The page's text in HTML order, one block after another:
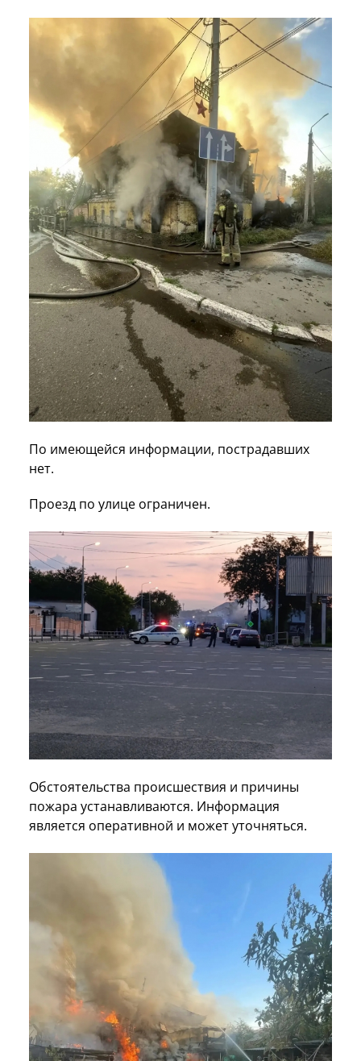
По имеющейся информации, пострадавших
нет.
Проезд по улице ограничен.
Обстоятельства происшествия и причины
пожара устанавливаются. Информация
является оперативной и может уточняться.